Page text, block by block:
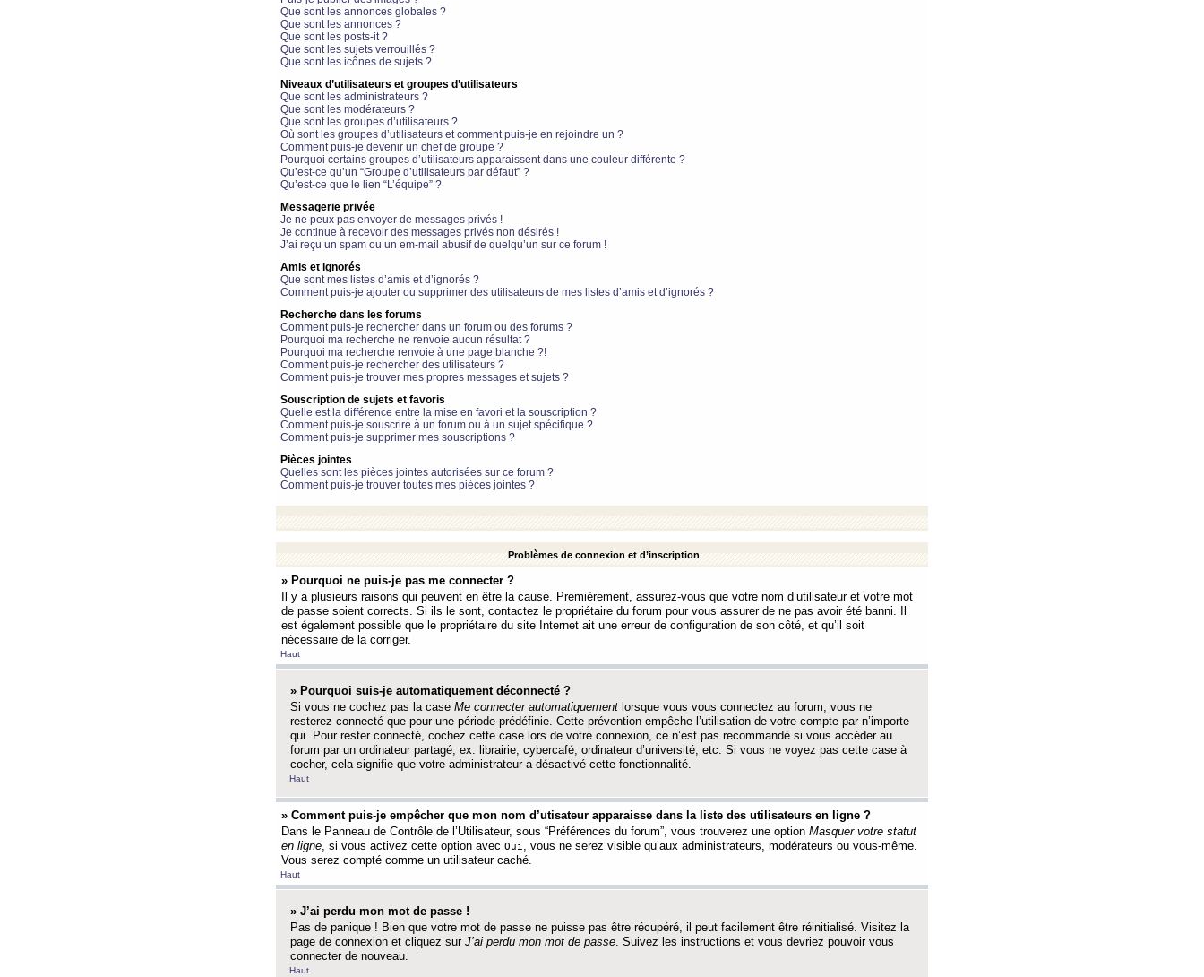
Que sont les annonces globales ?
Que sont les annonces ?
Que sont les posts-it ?
Que sont les sujets verrouillés ?
Que sont les icônes de sujets ?
Niveaux d’utilisateurs et groupes d’utilisateurs
Que sont les administrateurs ?
Que sont les modérateurs ?
Que sont les groupes d’utilisateurs ?
Où sont les groupes d’utilisateurs et comment puis-je en rejoindre un ?
Comment puis-je devenir un chef de groupe ?
Pourquoi certains groupes d’utilisateurs apparaissent dans une couleur différente ?
Qu’est-ce qu’un “Groupe d’utilisateurs par défaut” ?
Qu’est-ce que le lien “L’équipe” ?
Messagerie privée
Je ne peux pas envoyer de messages privés !
Je continue à recevoir des messages privés non désirés !
J’ai reçu un spam ou un em-mail abusif de quelqu’un sur ce forum !
Amis et ignorés
Que sont mes listes d’amis et d’ignorés ?
Comment puis-je ajouter ou supprimer des utilisateurs de mes listes d’amis et d’ignorés ?
Recherche dans les forums
Comment puis-je rechercher dans un forum ou des forums ?
Pourquoi ma recherche ne renvoie aucun résultat ?
Pourquoi ma recherche renvoie à une page blanche ?!
Comment puis-je rechercher des utilisateurs ?
Comment puis-je trouver mes propres messages et sujets ?
Souscription de sujets et favoris
Quelle est la différence entre la mise en favori et la souscription ?
Comment puis-je souscrire à un forum ou à un sujet spécifique ?
Comment puis-je supprimer mes souscriptions ?
Pièces jointes
Quelles sont les pièces jointes autorisées sur ce forum ?
Comment puis-je trouver toutes mes pièces jointes ?
Problèmes de connexion et d’inscription
» Pourquoi ne puis-je pas me connecter ?
Il y a plusieurs raisons qui peuvent en être la cause. Premièrement, assurez-vous que votre nom d’utilisateur et votre mot
de passe soient corrects. Si ils le sont, contactez le propriétaire du forum pour vous assurer de ne pas avoir été banni. Il
est également possible que le propriétaire du site Internet ait une erreur de configuration de son côté, et qu’il soit
nécessaire de la corriger.
Haut
» Pourquoi suis-je automatiquement déconnecté ?
Si vous ne cochez pas la case Me connecter automatiquement lorsque vous vous connectez au forum, vous ne
resterez connecté que pour une période prédéfinie. Cette prévention empêche l’utilisation de votre compte par n’importe
qui. Pour rester connecté, cochez cette case lors de votre connexion, ce n’est pas recommandé si vous accéder au
forum par un ordinateur partagé, ex. librairie, cybercafé, ordinateur d’université, etc. Si vous ne voyez pas cette case à
cocher, cela signifie que votre administrateur a désactivé cette fonctionnalité.
Haut
» Comment puis-je empêcher que mon nom d’utisateur apparaisse dans la liste des utilisateurs en ligne ?
Dans le Panneau de Contrôle de l’Utilisateur, sous “Préférences du forum”, vous trouverez une option Masquer votre statut
en ligne, si vous activez cette option avec Oui , vous ne serez visible qu’aux administrateurs, modérateurs ou vous-même.
Vous serez compté comme un utilisateur caché.
Haut
» J’ai perdu mon mot de passe !
Pas de panique ! Bien que votre mot de passe ne puisse pas être récupéré, il peut facilement être réinitialisé. Visitez la
page de connexion et cliquez sur J’ai perdu mon mot de passe. Suivez les instructions et vous devriez pouvoir vous
connecter de nouveau.
Haut